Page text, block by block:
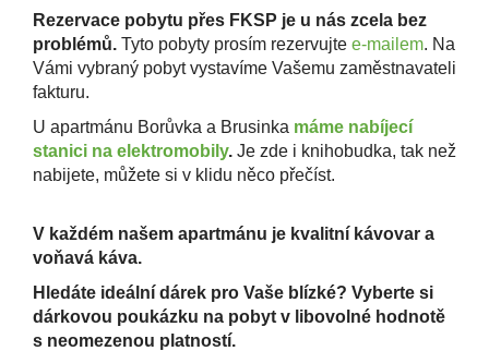
Rezervace pobytu přes FKSP je u nás zcela bez
problémů. Tyto pobyty prosím rezervujte e-mailem. Na
Vámi vybraný pobyt vystavíme Vašemu zaměstnavateli
fakturu.
U apartmánu Borůvka a Brusinka máme nabíjecí
stanici na elektromobily. Je zde i knihobudka, tak než
nabijete, můžete si v klidu něco přečíst.
V každém našem apartmánu je kvalitní kávovar a
voňavá káva.
Hledáte ideální dárek pro Vaše blízké? Vyberte si
dárkovou poukázku na pobyt v libovolné hodnotě
s neomezenou platností.